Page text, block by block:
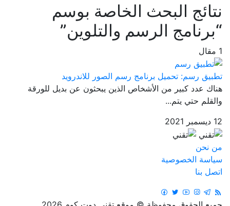
نتائج البحث الخاصة بوسم
“برنامج الرسم والتلوين”
1 مقال
تطبيق رسم: تحميل برنامج رسم الصور للاندرويد
هناك عدد كبير من الأشخاص الذين يبحثون عن بديل للورقة
والقلم حتي يتم...
12 ديسمبر 2021
من نحن
سياسة الخصوصية
اتصل بنا